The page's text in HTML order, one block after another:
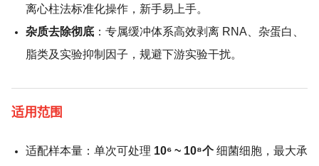
离心柱法标准化操作，新手易上手。
杂质去除彻底 ：专属缓冲体系高效剥离 RNA、杂蛋白、
脂类及实验抑制因子，规避下游实验干扰。
适用范围
适配样本量：单次可处理 10⁶ ~ 10⁸个 细菌细胞，最大承